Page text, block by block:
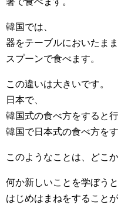
韓国では、
器をテーブルにおいたまま
スプーンで食べます。
この違いは大きいです。
日本で、
韓国式の食べ方をすると
韓国で日本式の食べ方を
このようなことは、どこ
何か新しいことを学ぼう
はじめはまねをすること